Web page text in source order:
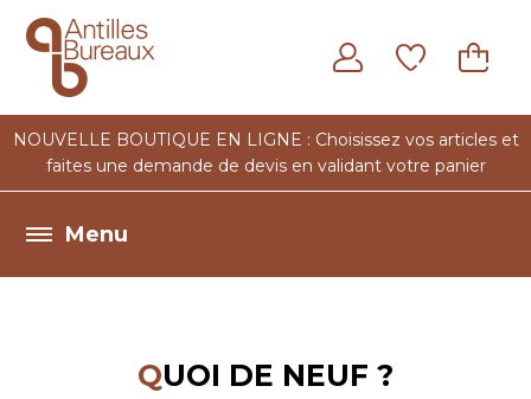
NOUVELLE BOUTIQUE EN LIGNE : Choisissez vos articles et
faites une demande de devis en validant votre panier
Notre
expertise
neuf ?
QUOI DE NEUF ?